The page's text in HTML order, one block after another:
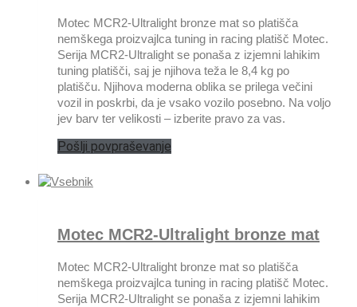
Motec MCR2-Ultralight bronze mat so platišča
nemškega proizvajlca tuning in racing platišč Motec.
Serija MCR2-Ultralight se ponaša z izjemni lahikim
tuning platišči, saj je njihova teža le 8,4 kg po
platišču. Njihova moderna oblika se prilega večini
vozil in poskrbi, da je vsako vozilo posebno. Na voljo
jev barv ter velikosti – izberite pravo za vas.
Pošlji povpraševanje
Motec MCR2-Ultralight bronze mat
Motec MCR2-Ultralight bronze mat so platišča
nemškega proizvajlca tuning in racing platišč Motec.
Serija MCR2-Ultralight se ponaša z izjemni lahikim